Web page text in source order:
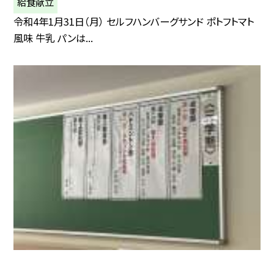
令和4年1月31日（月） セルフハンバーグサンド ポトフトマト
風味 牛乳 パンは...